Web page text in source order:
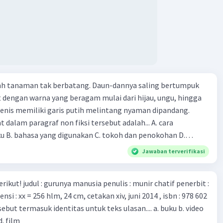
perlu segera mempelajari virus corona yang menjadi
kesehatan dunia karena persebarannya sangat cepat. C.
diri dan menjaga kesehatan dalam menghadapi
yang mulai menyebar di Indonesia, D. Virus corona
bagi kesehatan manusia.
tanaman tak berbatang. Daun-dannya saling bertumpuk
warna yang beragam mulai dari hijau, ungu, hingga
memiliki garis putih melintang nyaman dipandang.
paragraf non fiksi tersebut adalah... A. cara
B. bahasa yang digunakan C. tokoh dan penokohan D.
Jawaban terverifikasi
chatif penerbit :
film